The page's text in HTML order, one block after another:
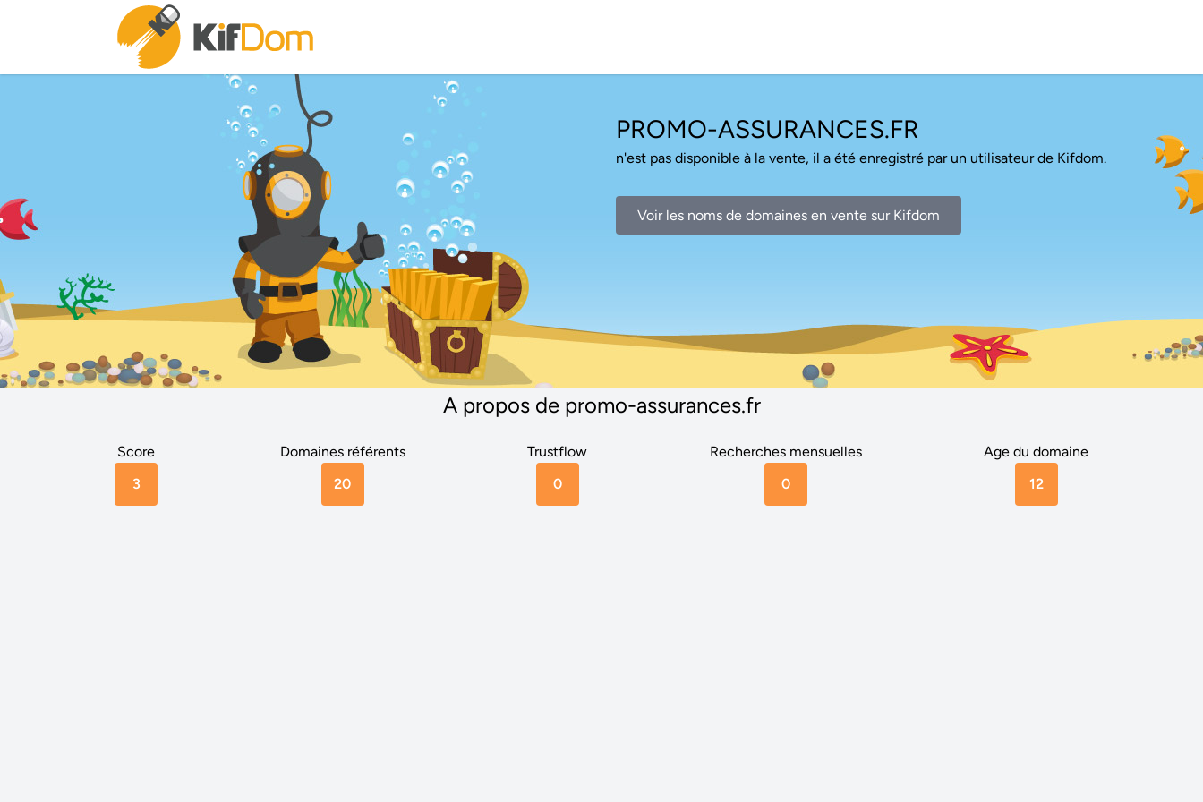
PROMO-ASSURANCES.FR
n'est pas disponible à la vente, il a été enregistré par un utilisateur de Kifdom.
Voir les noms de domaines en vente sur Kifdom
A propos de promo-assurances.fr
Score
3
Domaines référents
20
Trustflow
0
Recherches mensuelles
0
Age du domaine
12